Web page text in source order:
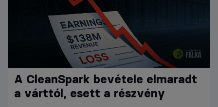
A CleanSpark bevétele elmaradt
a várttól, esett a részvény